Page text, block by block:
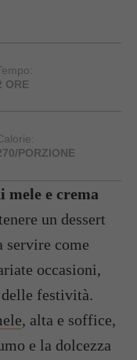
ORE
PORZIONE
mele e crema
un dessert
come
occasioni,
festività.
, alta e soffice,
e la dolcezza